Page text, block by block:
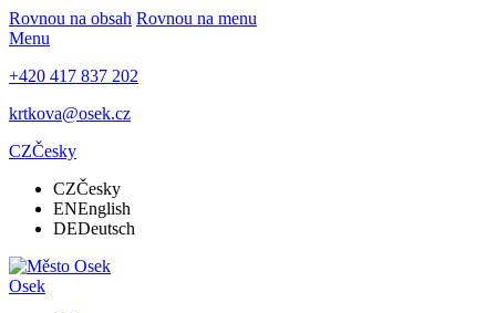
Rovnou na obsah Rovnou na menu
Menu
+420 417 837 202
krtkova@osek.cz
CZČesky
CZČesky
ENEnglish
DEDeutsch
Osek